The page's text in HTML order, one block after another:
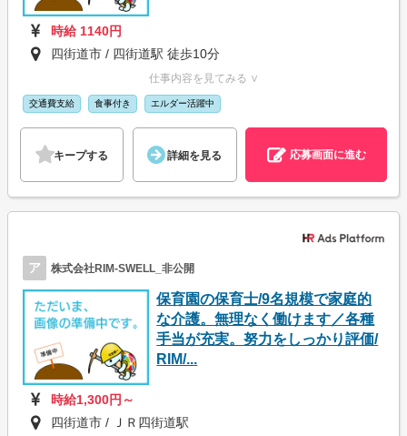
時給 1140円
四街道市 / 四街道駅 徒歩10分
仕事内容を見てみる ∨
交通費支給 食事付き エルダー活躍中
キープする 詳細を見る 応募画面に進む
ア 株式会社RIM-SWELL_非公開
保育園の保育士/9名規模で家庭的
な介護。無理なく働けます／各種
手当が充実。努力をしっかり評価/
RIM/...
時給1,300円～
四街道市 / ＪＲ四街道駅